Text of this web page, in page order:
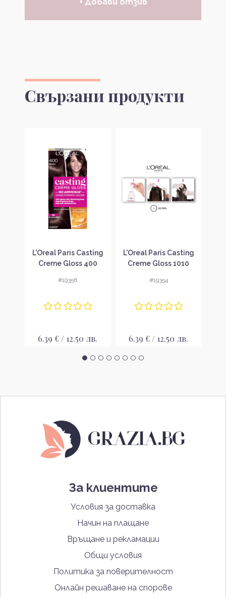
+ Добави отзив
Свързани продукти
L'Oreal Paris Casting
Creme Gloss 400
#19356
6.39 € / 12.50 лв.
L'Oreal Paris Casting
Creme Gloss 1010
за коса
#19354
6.39 € / 12.50 лв.
За клиентите
Условия за доставка
Начин на плащане
Връщане и рекламации
Общи условия
Политика за поверителност
Онлайн решаване на спорове